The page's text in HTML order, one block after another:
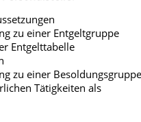
zu einer Entgeltgruppe
Entgelttabelle
zu einer
Tätigkeiten als